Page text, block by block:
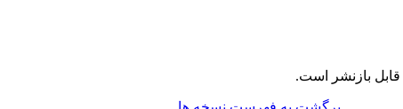
قابل بازنشر است.